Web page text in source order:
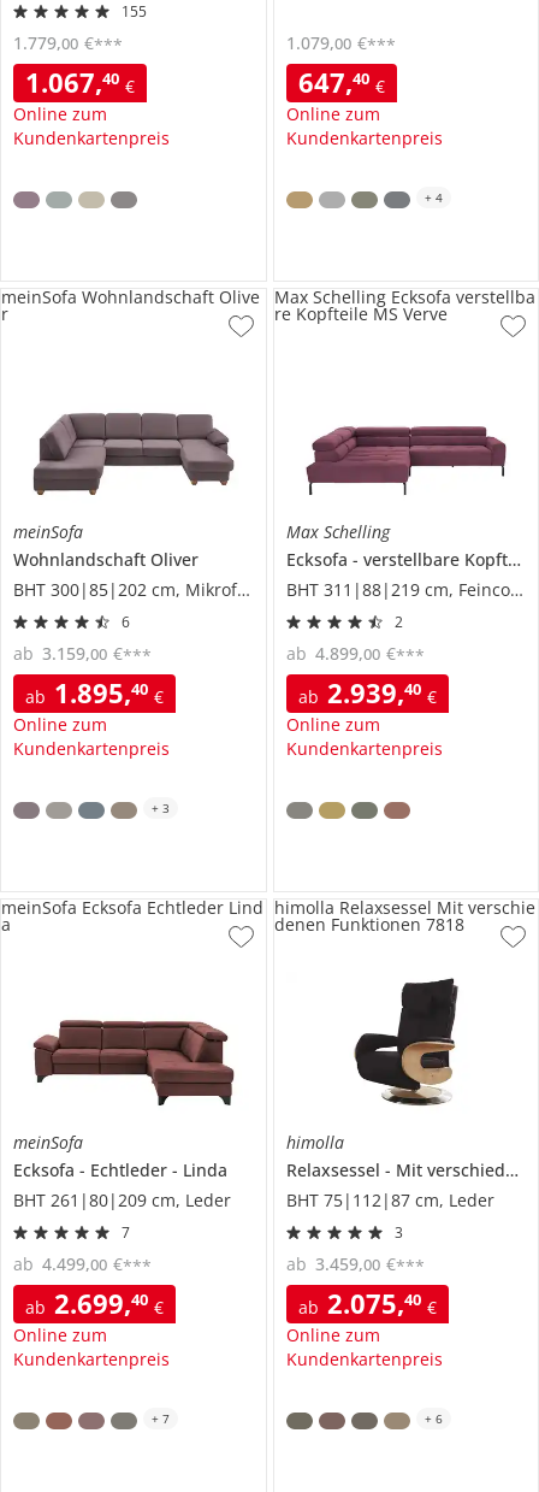
155
1.067,40 €
Online zum
Kundenkartenpreis
1.779,00 €***
647,40 €
Online zum
Kundenkartenpreis
1.079,00 €***
+ 4
meinSofa
Wohnlandschaft Oliver
BHT 300|85|202 cm, Mikrofaser
6
ab 1.895,40 €
Online zum
Kundenkartenpreis
ab 3.159,00 €***
meinSofa Wohnlandschaft Olive
r
+ 3
Max Schelling
Ecksofa
verstellbare Kopfteile
BHT 311|88|219 cm, Feincord
2
ab 2.939,40 €
Online zum
Kundenkartenpreis
ab 4.899,00 €***
Max Schelling Ecksofa verstellba
re Kopfteile MS Verve
meinSofa
Ecksofa
Echtleder
Linda
BHT 261|80|209 cm, Leder
7
ab 2.699,40 €
Online zum
Kundenkartenpreis
ab 4.499,00 €***
meinSofa Ecksofa Echtleder Lind
a
+ 7
himolla
Relaxsessel
Mit verschiedenen Funktionen
BHT 75|112|87 cm, Leder
3
ab 2.075,40 €
Online zum
Kundenkartenpreis
ab 3.459,00 €***
himolla Relaxsessel Mit verschie
denen Funktionen 7818
+ 6